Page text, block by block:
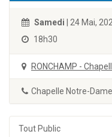
Samedi | 24 Mai,
18h30
RONCHAMP -
Chapelle Notre-
Tout Public